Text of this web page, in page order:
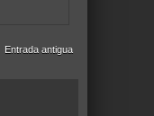
Entrada antigua